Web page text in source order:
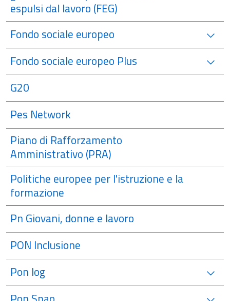
espulsi dal lavoro (FEG)
Fondo sociale europeo
Fondo sociale europeo Plus
G20
Pes Network
Piano di Rafforzamento
Amministrativo (PRA)
Politiche europee per l'istruzione e la
formazione
Pn Giovani, donne e lavoro
PON Inclusione
Pon Iog